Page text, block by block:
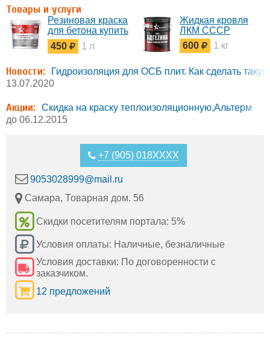
Товары и услуги
Резиновая краска
для бетона купить
Самара
450 1 л
Жидкая кровля
ЛКМ СССР
600
1 кг
Новости:
Гидроизоляция для ОСБ плит. Как сделать
13.07.2020
Акции: Скидка на краску теплоизоляционную,Альтерм
до 06.12.2015
+7 (905) 018XXXX
9053028999@mail.ru
Самара, Товарная дом. 56
Скидки посетителям портала: 5%
Условия оплаты: Наличные, безналичные
Условия доставки: По договоренности с
заказчиком.
12 предложений